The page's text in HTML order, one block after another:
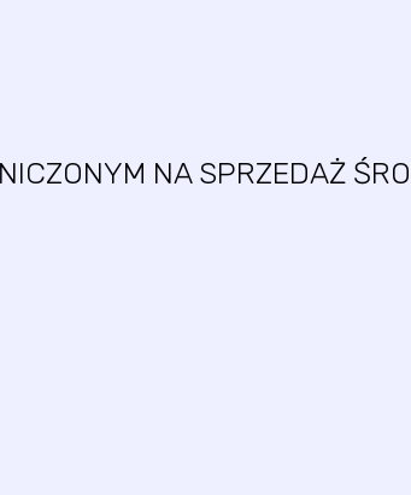
NA SPRZEDAŻ